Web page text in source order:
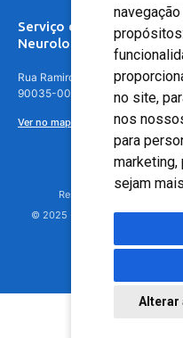
propósitos:
no site,
nos
para
marketing,
sejam
Alterar
Serviço de
Neurologia
Rua Ramiro Barcelos, 630 – 5º
90035-001
Ver no mapa
Responsável Técnico: Dr.
© 2025 - Hospital Moinhos de